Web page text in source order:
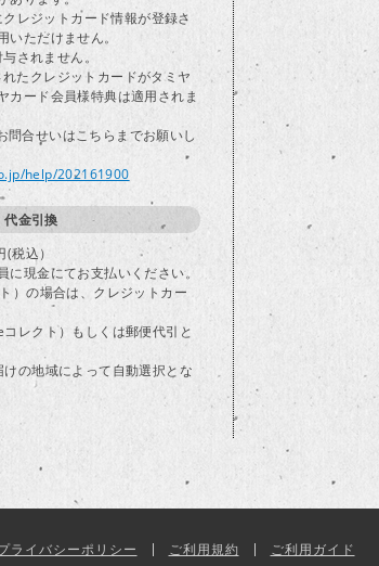
レジットカード情報が登録さ
ただけません。
されません。
たクレジットカードがタミヤ
カード会員様特典は適用されま
合せいはこちらまでお願いし
help/202161900
代金引換
税込）
に現金にてお支払いください。
）の場合は、クレジットカー
コレクト）もしくは郵便代引と
の地域によって自動選択とな
ライバシーポリシー ご利用規約 ご利用ガイド